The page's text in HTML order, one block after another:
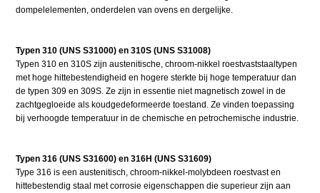
dompelelementen, onderdelen van ovens en dergelijke.
Typen 310 (UNS S31000) en 310S (UNS S31008)
Typen 310 en 310S zijn austenitische, chroom-nikkel roestvaststaaltypen
met hoge hittebestendigheid en hogere sterkte bij hoge temperatuur dan
de typen 309 en 309S. Ze zijn in essentie niet magnetisch zowel in de
zachtgegloeide als koudgedeformeerde toestand. Ze vinden toepassing
bij verhoogde temperatuur in de chemische en petrochemische industrie.
Typen 316 (UNS S31600) en 316H (UNS S31609)
Type 316 is een austenitisch, chroom-nikkel-molybdeen roestvast en
hittebestendig staal met corrosie eigenschappen die superieur zijn aan